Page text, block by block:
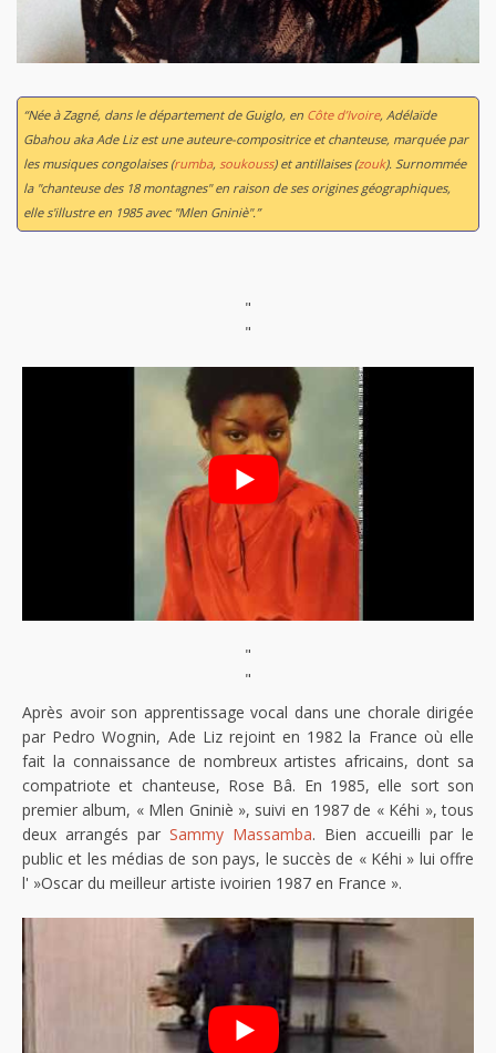
“Née à Zagné, dans le département de Guiglo, en Côte d’Ivoire, Adélaïde
Gbahou aka Ade Liz est une auteure-compositrice et chanteuse, marquée par
les musiques congolaises (rumba, soukouss) et antillaises (zouk). Surnommée
la "chanteuse des 18 montagnes" en raison de ses origines géographiques,
elle s'illustre en 1985 avec "Mlen Gniniè".”
"
"
"
"
Après avoir son apprentissage vocal dans une chorale dirigée
par Pedro Wognin, Ade Liz rejoint en 1982 la France où elle
fait la connaissance de nombreux artistes africains, dont sa
compatriote et chanteuse, Rose Bâ. En 1985, elle sort son
premier album, « Mlen Gniniè », suivi en 1987 de « Kéhi », tous
deux arrangés par Sammy Massamba. Bien accueilli par le
public et les médias de son pays, le succès de « Kéhi » lui offre
l' »Oscar du meilleur artiste ivoirien 1987 en France ».